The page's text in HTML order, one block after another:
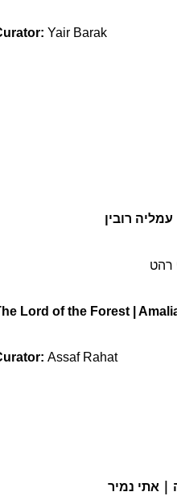
Yair Barak
רובין
Lord of the Forest |
Assaf Rahat
| אתי נמיר